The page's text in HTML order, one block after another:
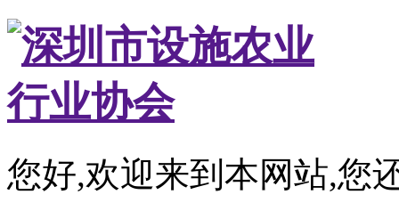
您好,欢迎来到本网站,您